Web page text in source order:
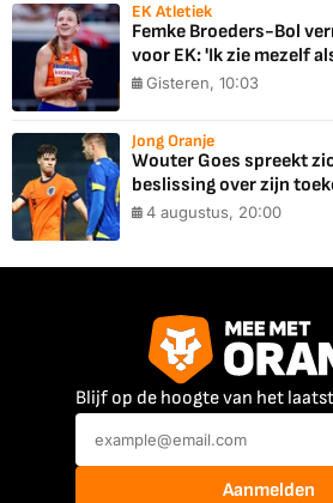
EK Atletiek
Femke Broeders-Bol
voor EK: 'Ik zie mezelf
Gisteren, 10:03
Jong Oranje
Wouter Goes spreekt
beslissing over zijn
4 augustus, 20:00
Blijf op de hoogte van het
Aanmelden